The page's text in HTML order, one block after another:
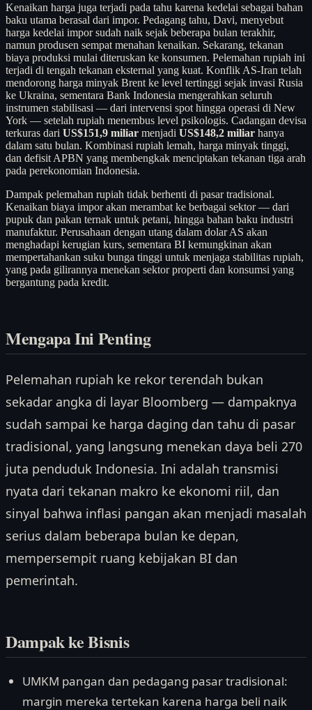
Kenaikan harga juga terjadi pada tahu karena kedelai sebagai bahan
baku utama berasal dari impor. Pedagang tahu, Davi, menyebut
harga kedelai impor sudah naik sejak beberapa bulan terakhir,
namun produsen sempat menahan kenaikan. Sekarang, tekanan
biaya produksi mulai diteruskan ke konsumen. Pelemahan rupiah ini
terjadi di tengah tekanan eksternal yang kuat. Konflik AS-Iran telah
mendorong harga minyak Brent ke level tertinggi sejak invasi Rusia
ke Ukraina, sementara Bank Indonesia mengerahkan seluruh
instrumen stabilisasi — dari intervensi spot hingga operasi di New
York — setelah rupiah menembus level psikologis. Cadangan devisa
terkuras dari US$151,9 miliar menjadi US$148,2 miliar hanya
dalam satu bulan. Kombinasi rupiah lemah, harga minyak tinggi,
dan defisit APBN yang membengkak menciptakan tekanan tiga arah
pada perekonomian Indonesia.
Dampak pelemahan rupiah tidak berhenti di pasar tradisional.
Kenaikan biaya impor akan merambat ke berbagai sektor — dari
pupuk dan pakan ternak untuk petani, hingga bahan baku industri
manufaktur. Perusahaan dengan utang dalam dolar AS akan
menghadapi kerugian kurs, sementara BI kemungkinan akan
mempertahankan suku bunga tinggi untuk menjaga stabilitas rupiah,
yang pada gilirannya menekan sektor properti dan konsumsi yang
bergantung pada kredit.
Mengapa Ini Penting
Pelemahan rupiah ke rekor terendah bukan
sekadar angka di layar Bloomberg — dampaknya
sudah sampai ke harga daging dan tahu di pasar
tradisional, yang langsung menekan daya beli 270
juta penduduk Indonesia. Ini adalah transmisi
nyata dari tekanan makro ke ekonomi riil, dan
sinyal bahwa inflasi pangan akan menjadi masalah
serius dalam beberapa bulan ke depan,
mempersempit ruang kebijakan BI dan
pemerintah.
Dampak ke Bisnis
UMKM pangan dan pedagang pasar tradisional:
margin mereka tertekan karena harga beli naik